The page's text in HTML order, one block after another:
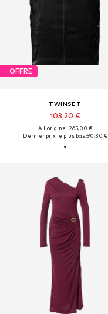
OFFRE
TWINSET
103,20 €
À l'origine : 265,00 €
Dernier prix le plus bas :90,30 €